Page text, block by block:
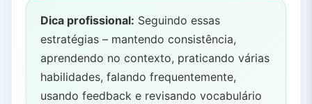
Dica profissional: Seguindo essas
estratégias – mantendo consistência,
aprendendo no contexto, praticando várias
habilidades, falando frequentemente,
usando feedback e revisando vocabulário